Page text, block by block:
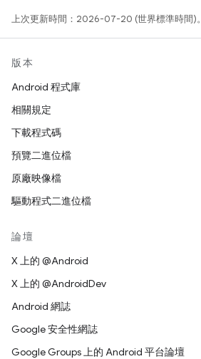
上次更新時間：2026-07-20 (世界標準時間)。
版本
Android 程式庫
相關規定
下載程式碼
預覽二進位檔
原廠映像檔
驅動程式二進位檔
論壇
X 上的 @Android
X 上的 @AndroidDev
Android 網誌
Google 安全性網誌
Google Groups 上的 Android 平台論壇